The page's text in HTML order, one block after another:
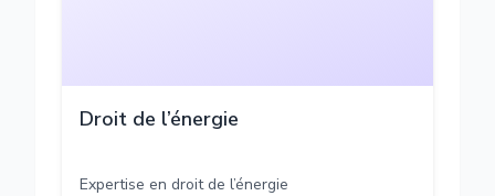
Droit de l’énergie
Expertise en droit de l’énergie